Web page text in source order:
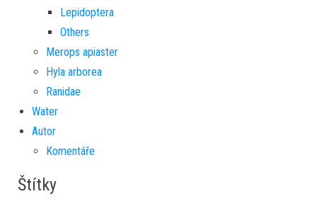
Lepidoptera
Others
Merops apiaster
Hyla arborea
Ranidae
Water
Autor
Komentáře
Štítky